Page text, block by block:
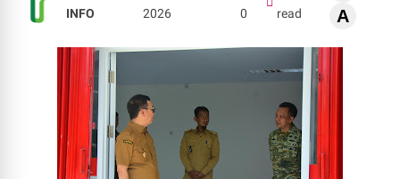
INFO
2026
0
read
A